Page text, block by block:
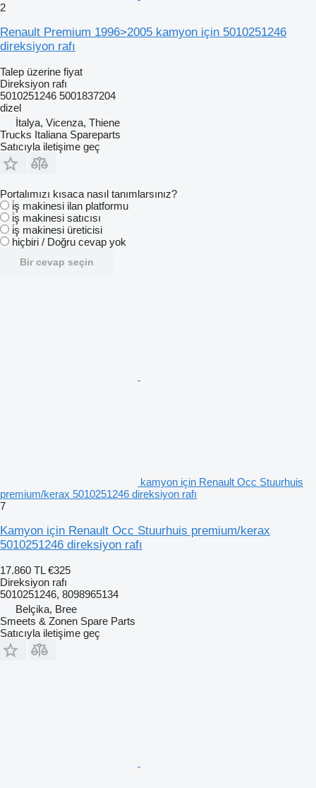
2
Renault Premium 1996>2005 kamyon için 5010251246
direksiyon rafı
Talep üzerine fiyat
Direksiyon rafı
5010251246 5001837204
dizel
İtalya, Vicenza, Thiene
Trucks Italiana Spareparts
Satıcıyla iletişime geç
Portalımızı kısaca nasıl tanımlarsınız?
i̇ş makinesi ilan platformu
i̇ş makinesi satıcısı
i̇ş makinesi üreticisi
hiçbiri / Doğru cevap yok
Bir cevap seçin
kamyon için Renault Occ Stuurhuis
premium/kerax 5010251246 direksiyon rafı
7
Kamyon için Renault Occ Stuurhuis premium/kerax
5010251246 direksiyon rafı
17.860 TL €325
Direksiyon rafı
5010251246, 8098965134
Belçika, Bree
Smeets & Zonen Spare Parts
Satıcıyla iletişime geç